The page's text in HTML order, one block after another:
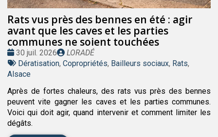
Rats vus près des bennes en été : agir
avant que les caves et les parties
communes ne soient touchées
Date
:
30 juil. 2026
Publié
par
LORADÉ
Tags
:
Dératisation, Copropriétés, Bailleurs sociaux, Rats,
Alsace
Après de fortes chaleurs, des rats vus près des bennes
peuvent vite gagner les caves et les parties communes.
Voici qui doit agir, quand intervenir et comment limiter les
dégâts.